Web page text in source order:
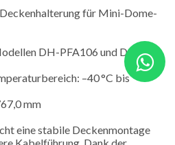
für Mini-Dome-
DH-PFA106 und DH-
–40 °C bis
mm
eine stabile Deckenmontage